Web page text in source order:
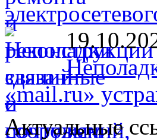
«mail.ru»
Актуальные